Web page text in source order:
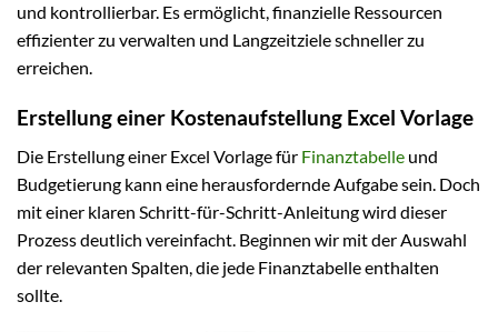
und kontrollierbar. Es ermöglicht, finanzielle Ressourcen
effizienter zu verwalten und Langzeitziele schneller zu
erreichen.
Erstellung einer Kostenaufstellung Excel Vorlage
Die Erstellung einer Excel Vorlage für Finanztabelle und
Budgetierung kann eine herausfordernde Aufgabe sein. Doch
mit einer klaren Schritt-für-Schritt-Anleitung wird dieser
Prozess deutlich vereinfacht. Beginnen wir mit der Auswahl
der relevanten Spalten, die jede Finanztabelle enthalten
sollte.